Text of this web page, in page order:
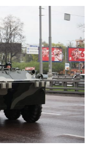
Ambasadorem
USA:
Tego
Naprawdę
Dumna”